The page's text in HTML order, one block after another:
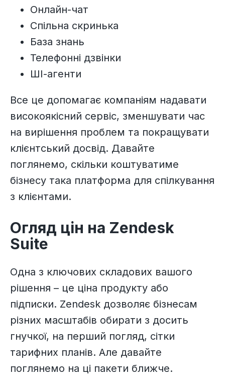
Онлайн-чат
Спільна скринька
База знань
Телефонні дзвінки
ШІ-агенти
Все це допомагає компаніям надавати
високоякісний сервіс, зменшувати час
на вирішення проблем та покращувати
клієнтський досвід. Давайте
поглянемо, скільки коштуватиме
бізнесу така платформа для спілкування
з клієнтами.
Огляд цін на Zendesk
Suite
Одна з ключових складових вашого
рішення – це ціна продукту або
підписки. Zendesk дозволяє бізнесам
різних масштабів обирати з досить
гнучкої, на перший погляд, сітки
тарифних планів. Але давайте
поглянемо на ці пакети ближче.